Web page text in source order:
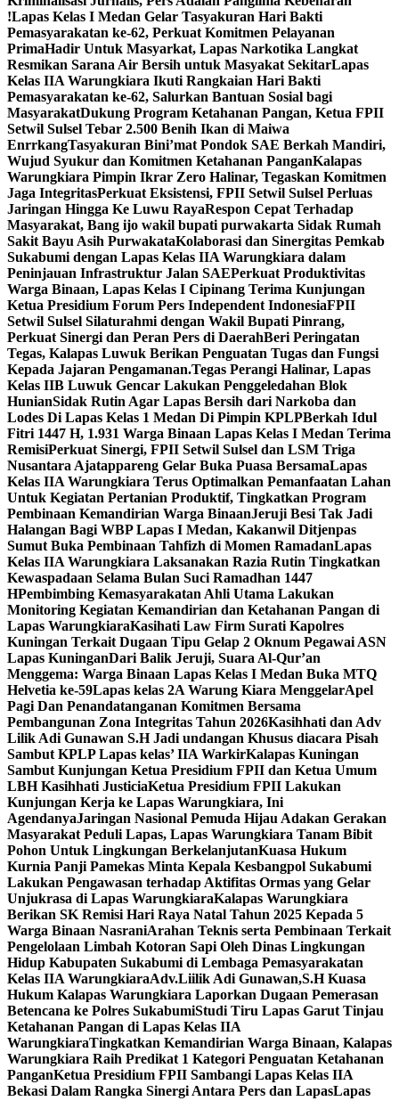
!Lapas Kelas I Medan Gelar Tasyakuran Hari Bakti
Pemasyarakatan ke-62, Perkuat Komitmen Pelayanan
PrimaHadir Untuk Masyarkat, Lapas Narkotika Langkat
Resmikan Sarana Air Bersih untuk Masyakat SekitarLapas
Kelas IIA Warungkiara Ikuti Rangkaian Hari Bakti
Pemasyarakatan ke-62, Salurkan Bantuan Sosial bagi
MasyarakatDukung Program Ketahanan Pangan, Ketua FPII
Setwil Sulsel Tebar 2.500 Benih Ikan di Maiwa
EnrrkangTasyakuran Bini’mat Pondok SAE Berkah Mandiri,
Wujud Syukur dan Komitmen Ketahanan PanganKalapas
Warungkiara Pimpin Ikrar Zero Halinar, Tegaskan Komitmen
Jaga IntegritasPerkuat Eksistensi, FPII Setwil Sulsel Perluas
Jaringan Hingga Ke Luwu RayaRespon Cepat Terhadap
Masyarakat, Bang ijo wakil bupati purwakarta Sidak Rumah
Sakit Bayu Asih PurwakataKolaborasi dan Sinergitas Pemkab
Sukabumi dengan Lapas Kelas IIA Warungkiara dalam
Peninjauan Infrastruktur Jalan SAEPerkuat Produktivitas
Warga Binaan, Lapas Kelas I Cipinang Terima Kunjungan
Ketua Presidium Forum Pers Independent IndonesiaFPII
Setwil Sulsel Silaturahmi dengan Wakil Bupati Pinrang,
Perkuat Sinergi dan Peran Pers di DaerahBeri Peringatan
Tegas, Kalapas Luwuk Berikan Penguatan Tugas dan Fungsi
Kepada Jajaran Pengamanan.Tegas Perangi Halinar, Lapas
Kelas IIB Luwuk Gencar Lakukan Penggeledahan Blok
HunianSidak Rutin Agar Lapas Bersih dari Narkoba dan
Lodes Di Lapas Kelas 1 Medan Di Pimpin KPLPBerkah Idul
Fitri 1447 H, 1.931 Warga Binaan Lapas Kelas I Medan Terima
RemisiPerkuat Sinergi, FPII Setwil Sulsel dan LSM Triga
Nusantara Ajatappareng Gelar Buka Puasa BersamaLapas
Kelas IIA Warungkiara Terus Optimalkan Pemanfaatan Lahan
Untuk Kegiatan Pertanian Produktif, Tingkatkan Program
Pembinaan Kemandirian Warga BinaanJeruji Besi Tak Jadi
Halangan Bagi WBP Lapas I Medan, Kakanwil Ditjenpas
Sumut Buka Pembinaan Tahfizh di Momen RamadanLapas
Kelas IIA Warungkiara Laksanakan Razia Rutin Tingkatkan
Kewaspadaan Selama Bulan Suci Ramadhan 1447
HPembimbing Kemasyarakatan Ahli Utama Lakukan
Monitoring Kegiatan Kemandirian dan Ketahanan Pangan di
Lapas WarungkiaraKasihati Law Firm Surati Kapolres
Kuningan Terkait Dugaan Tipu Gelap 2 Oknum Pegawai ASN
Lapas KuninganDari Balik Jeruji, Suara Al-Qur’an
Menggema: Warga Binaan Lapas Kelas I Medan Buka MTQ
Helvetia ke-59Lapas kelas 2A Warung Kiara MenggelarApel
Pagi Dan Penandatanganan Komitmen Bersama
Pembangunan Zona Integritas Tahun 2026Kasihhati dan Adv
Lilik Adi Gunawan S.H Jadi undangan Khusus diacara Pisah
Sambut KPLP Lapas kelas’ IIA WarkirKalapas Kuningan
Sambut Kunjungan Ketua Presidium FPII dan Ketua Umum
LBH Kasihhati JusticiaKetua Presidium FPII Lakukan
Kunjungan Kerja ke Lapas Warungkiara, Ini
AgendanyaJaringan Nasional Pemuda Hijau Adakan Gerakan
Masyarakat Peduli Lapas, Lapas Warungkiara Tanam Bibit
Pohon Untuk Lingkungan BerkelanjutanKuasa Hukum
Kurnia Panji Pamekas Minta Kepala Kesbangpol Sukabumi
Lakukan Pengawasan terhadap Aktifitas Ormas yang Gelar
Unjukrasa di Lapas WarungkiaraKalapas Warungkiara
Berikan SK Remisi Hari Raya Natal Tahun 2025 Kepada 5
Warga Binaan NasraniArahan Teknis serta Pembinaan Terkait
Pengelolaan Limbah Kotoran Sapi Oleh Dinas Lingkungan
Hidup Kabupaten Sukabumi di Lembaga Pemasyarakatan
Kelas IIA WarungkiaraAdv.Liilik Adi Gunawan,S.H Kuasa
Hukum Kalapas Warungkiara Laporkan Dugaan Pemerasan
Betencana ke Polres SukabumiStudi Tiru Lapas Garut Tinjau
Ketahanan Pangan di Lapas Kelas IIA
WarungkiaraTingkatkan Kemandirian Warga Binaan, Kalapas
Warungkiara Raih Predikat 1 Kategori Penguatan Ketahanan
PanganKetua Presidium FPII Sambangi Lapas Kelas IIA
Bekasi Dalam Rangka Sinergi Antara Pers dan LapasLapas